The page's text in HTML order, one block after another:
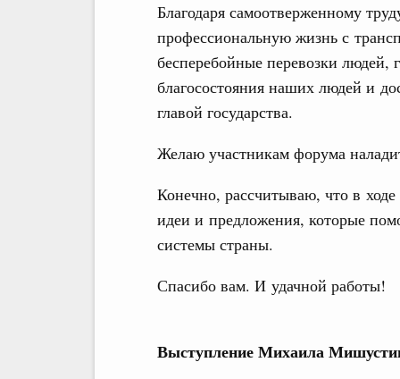
Благодаря самоотверженному
профессиональную жизнь с
бесперебойные перевозки
благосостояния наших людей и
главой государства.
Желаю участникам форума
Конечно, рассчитываю, что в
идеи и предложения, которые
системы страны.
Спасибо вам. И удачной работы!
Выступление Михаила